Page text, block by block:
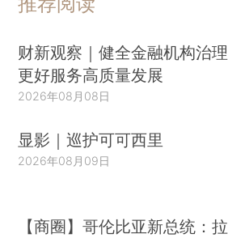
财新观察｜健全金融机构治理
更好服务高质量发展
2026年08月08日
显影｜巡护可可西里
2026年08月09日
【商圈】哥伦比亚新总统：拉